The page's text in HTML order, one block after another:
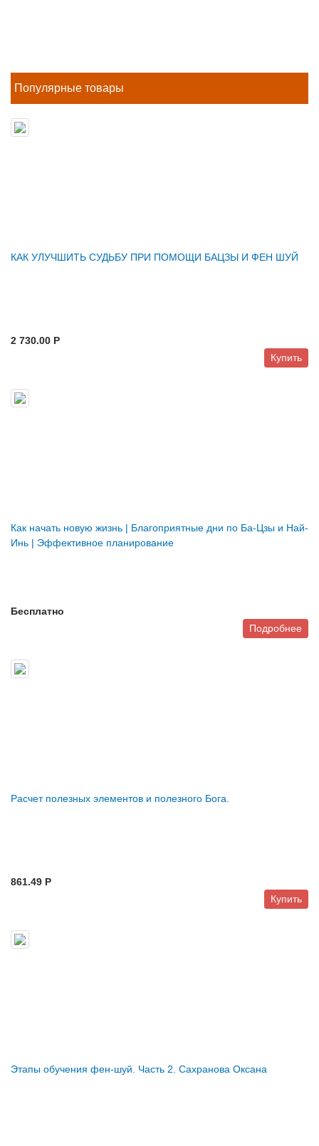
Популярные товары
КАК УЛУЧШИТЬ СУДЬБУ ПРИ ПОМОЩИ БАЦЗЫ И ФЕН ШУЙ
2 730.00 P
Купить
Как начать новую жизнь | Благоприятные дни по Ба-Цзы и Най-
Инь | Эффективное планирование
Бесплатно
Подробнее
Расчет полезных элементов и полезного Бога.
861.49 P
Купить
Этапы обучения фен-шуй. Часть 2. Сахранова Оксана